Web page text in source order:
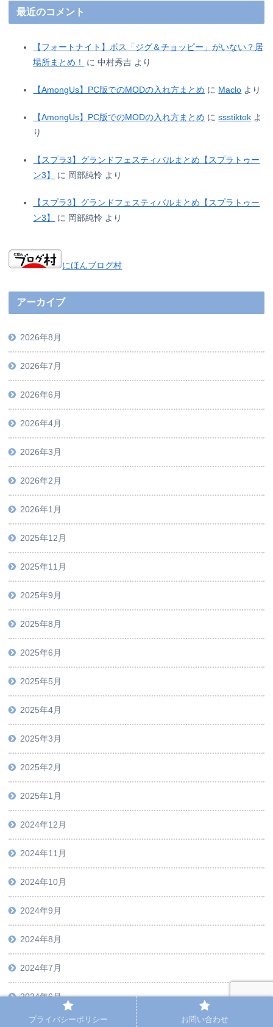
最近のコメント
【フォートナイト】ボス「ジグ＆チョッピー」がいない？居
場所まとめ！
に中村秀吉 より
【AmongUs】PC版でのMODの入れ方まとめ に Maclo より
【AmongUs】PC版でのMODの入れ方まとめ にssstiktok よ
り
【スプラ3】グランドフェスティバルまとめ【スプラトゥー
ン3】
に 岡部純怜 より
【スプラ3】グランドフェスティバルまとめ【スプラトゥー
ン3】
に 岡部純怜 より
にほんブログ村
アーカイブ
2026年8月
2026年7月
2026年6月
2026年4月
2026年3月
2026年2月
2026年1月
2025年12月
2025年11月
2025年9月
2025年8月
2025年6月
2025年5月
2025年4月
2025年3月
2025年2月
2025年1月
2024年12月
2024年11月
2024年10月
2024年9月
2024年8月
2024年7月
2024年6月
プライバシーポリシー お問い合わせ